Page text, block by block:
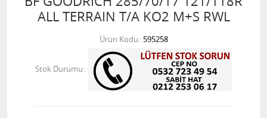
ALL TERRAIN T/A KO2 M+S RWL
Ürün Kodu 595258
Stok Durumu